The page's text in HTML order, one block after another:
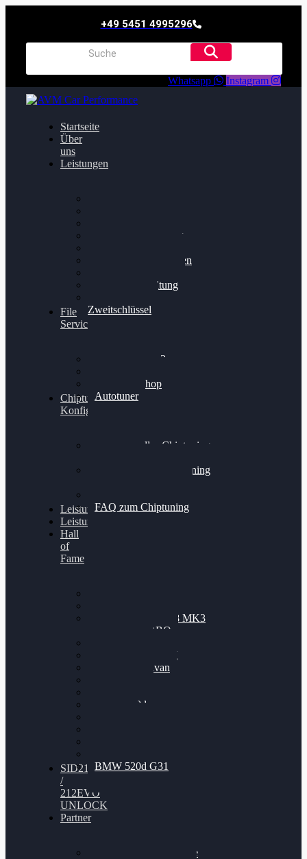
+49 5451 4995296
Whatsapp Instagram
Startseite
Über
uns
Leistungen
Getriebeoptimierung
Bremsscheiben planen
Felgenaufbereitung
Zweitschlüssel
File
Service
Alientech Kess3
Alientech Shop
Autotuner
Chiptuning
Konfigurator
Professionelles Chiptuning
Professionelles Chiptuning
FAQ zum Chiptuning
Leistungsmessung
Leistungsprüfstand
Hall
of
Fame
Nissan GT-R35 3.8 MK3
V6 TWINTURBO
VW Passat 2.0TDI
VW T6 Multivan
BMW 120d
BMW 520d G31
SID212
/
212EVO
UNLOCK
Partner
Bilgenroth Performance